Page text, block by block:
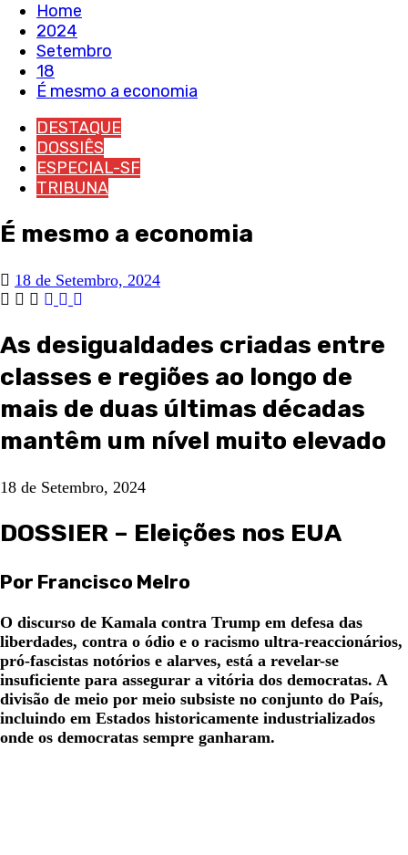
Home
2024
Setembro
18
É mesmo a economia
DESTAQUE
DOSSIÊS
ESPECIAL-SF
TRIBUNA
É mesmo a economia
18 de Setembro, 2024
As desigualdades criadas entre
classes e regiões ao longo de
mais de duas últimas décadas
mantêm um nível muito elevado
18 de Setembro, 2024
DOSSIER – Eleições nos EUA
Por Francisco Melro
O discurso de Kamala contra Trump em defesa das
liberdades, contra o ódio e o racismo ultra-reaccionários,
pró-fascistas notórios e alarves, está a revelar-se
insuficiente para assegurar a vitória dos democratas. A
divisão de meio por meio subsiste no conjunto do País,
incluindo em Estados historicamente industrializados
onde os democratas sempre ganharam.